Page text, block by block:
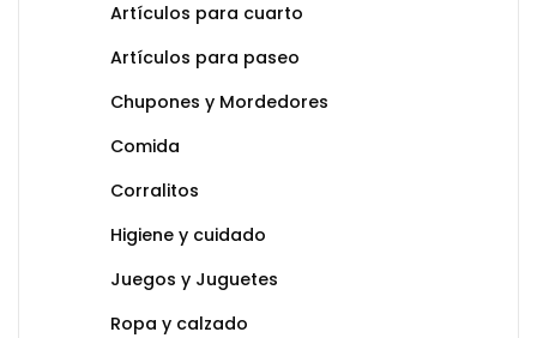
Artículos para cuarto
Artículos para paseo
Chupones y Mordedores
Comida
Corralitos
Higiene y cuidado
Juegos y Juguetes
Ropa y calzado